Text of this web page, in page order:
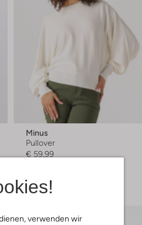
verwenden wir
Minus
Pullover
€ 59,99